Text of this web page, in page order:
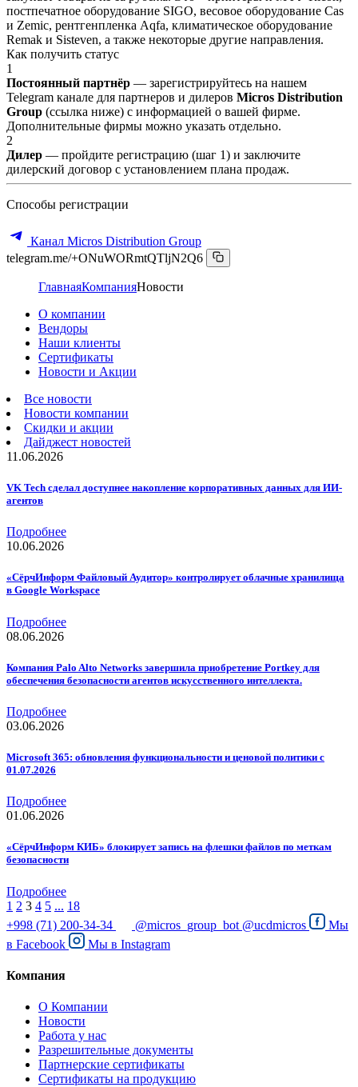
постпечатное оборудование SIGO, весовое оборудование Cas
и Zemic, рентгенпленка Aqfa, климатическое оборудование
Remak и Sisteven, а также некоторые другие направления.
Как получить статус
1
Постоянный партнёр — зарегистрируйтесь на нашем
Telegram канале для партнеров и дилеров Micros Distribution
Group (ссылка ниже) с информацией о вашей фирме.
Дополнительные фирмы можно указать отдельно.
2
Дилер — пройдите регистрацию (шаг 1) и заключите
дилерский договор с установлением плана продаж.
Способы регистрации
Канал Micros Distribution Group
telegram.me/+ONuWORmtQTljN2Q6
ГлавнаяКомпанияНовости
О компании
Вендоры
Наши клиенты
Сертификаты
Новости и Акции
Все новости
Новости компании
Скидки и акции
Дайджест новостей
11.06.2026
VK Tech сделал доступнее накопление корпоративных данных для ИИ-
агентов
Подробнее
10.06.2026
«СёрчИнформ Файловый Аудитор» контролирует облачные хранилища
в Google Workspace
Подробнее
08.06.2026
Компания Palo Alto Networks завершила приобретение Portkey для
обеспечения безопасности агентов искусственного интеллекта.
Подробнее
03.06.2026
Microsoft 365: обновления функциональности и ценовой политики с
01.07.2026
Подробнее
01.06.2026
«СёрчИнформ КИБ» блокирует запись на флешки файлов по меткам
безопасности
Подробнее
1 2 3 4 5 ... 18
+998 (71) 200-34-34
@micros_group_bot @ucdmicros
Мы
в Facebook Мы в Instagram
Компания
О Компании
Новости
Работа у нас
Разрешительные документы
Партнерские сертификаты
Сертификаты на продукцию